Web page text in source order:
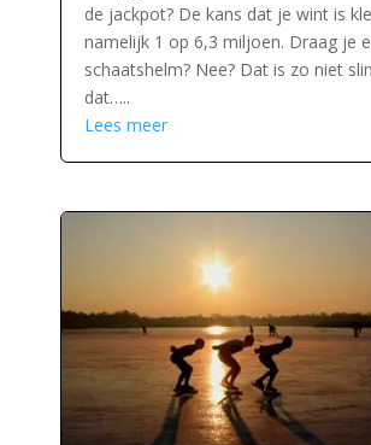
de jackpot? De kans dat je wint is
namelijk 1 op 6,3 miljoen. Draag je
schaatshelm? Nee? Dat is zo niet
dat…..
Lees meer